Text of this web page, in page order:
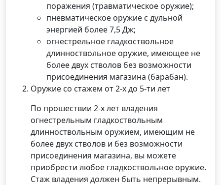
поражения (травматическое оружие);
пневматическое оружие с дульной
энергией более 7,5 Дж;
огнестрельное гладкоствольное
длинноствольное оружие, имеющее не
более двух стволов без возможности
присоединения магазина (барабан).
Оружие со стажем от 2-х до 5-ти лет
По прошествии 2-х лет владения
огнестрельным гладкоствольным
длинноствольным оружием, имеющим не
более двух стволов и без возможности
присоединения магазина, вы можете
приобрести любое гладкоствольное оружие.
Стаж владения должен быть непрерывным.